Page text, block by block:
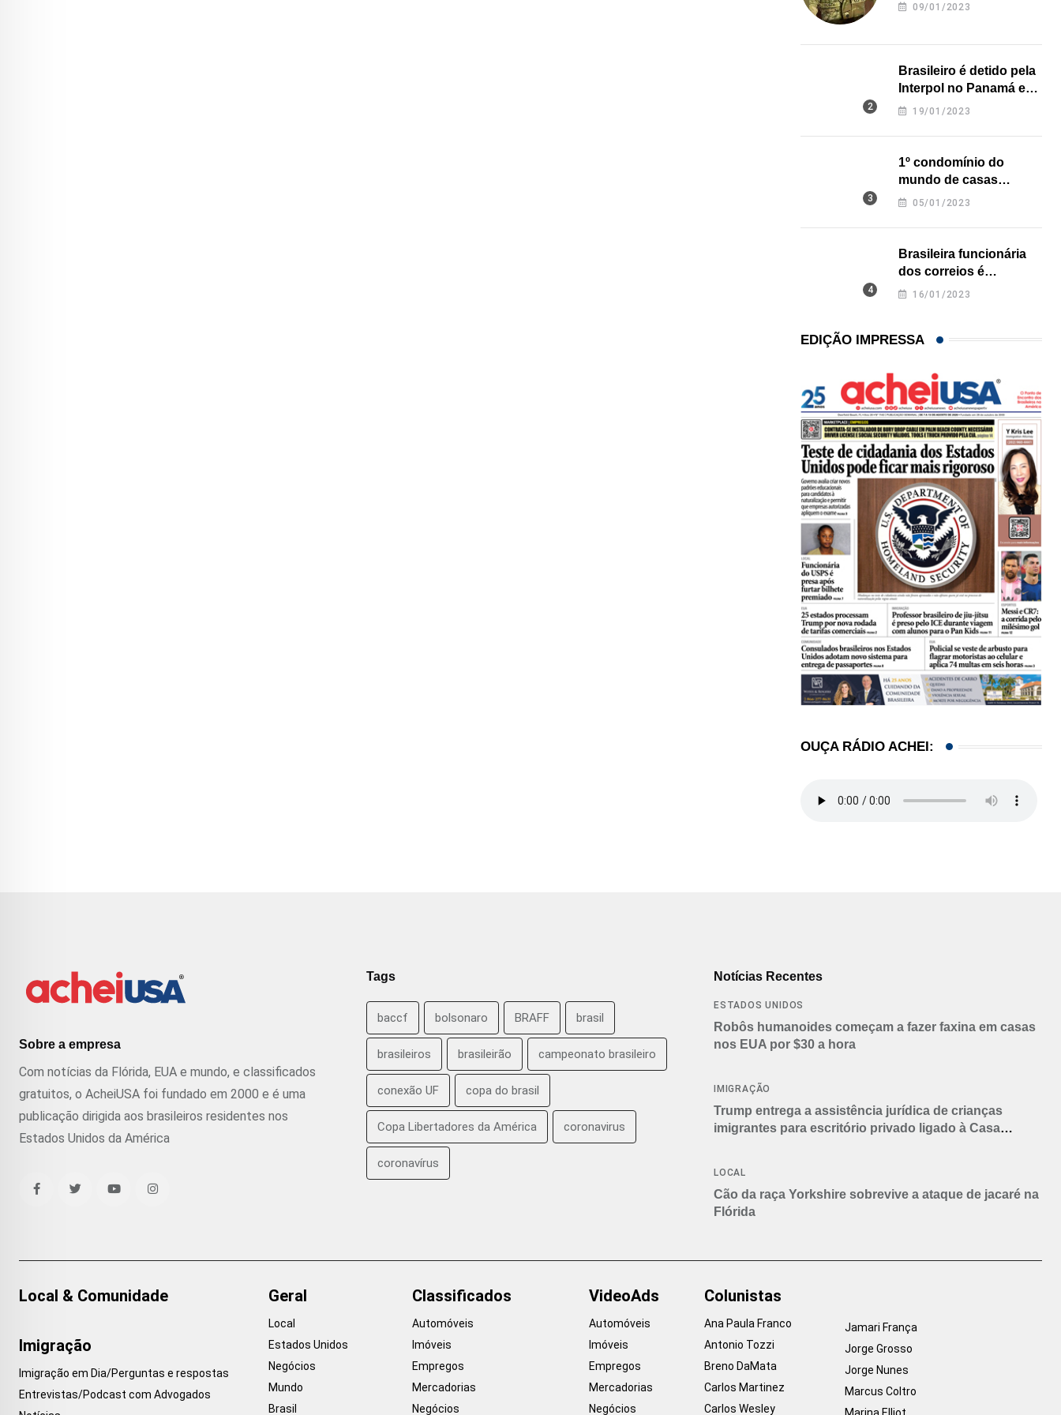
09/01/2023
Brasileiro é detido pela
Interpol no Panamá e
pode pegar prisão
19/01/2023
1º condomínio do
mundo de casas
impressas em 3D é
05/01/2023
Brasileira funcionária
dos correios é
assassinada a facadas
16/01/2023
EDIÇÃO IMPRESSA
OUÇA RÁDIO ACHEI:
Sobre a empresa
Com notícias da Flórida, EUA e mundo, e classificados
gratuitos, o AcheiUSA foi fundado em 2000 e é uma
publicação dirigida aos brasileiros residentes nos
Estados Unidos da América
Tags
baccf bolsonaro BRAFF brasil
brasileiros brasileirão campeonato brasileiro
conexão UF copa do brasil
Copa Libertadores da América coronavirus
coronavírus
Notícias Recentes
ESTADOS UNIDOS
Robôs humanoides começam a fazer faxina em casas
nos EUA por $30 a hora
IMIGRAÇÃO
Trump entrega a assistência jurídica de crianças
imigrantes para escritório privado ligado à Casa
LOCAL
Cão da raça Yorkshire sobrevive a ataque de jacaré na
Flórida
Local & Comunidade
Imigração
Imigração em Dia/Perguntas e respostas
Entrevistas/Podcast com Advogados
Geral
Local
Estados Unidos
Negócios
Mundo
Brasil
Classificados
Automóveis
Imóveis
Empregos
Mercadorias
Negócios
VideoAds
Automóveis
Imóveis
Empregos
Mercadorias
Negócios
Colunistas
Ana Paula Franco
Antonio Tozzi
Breno DaMata
Carlos Martinez
Carlos Wesley
Jamari França
Jorge Grosso
Jorge Nunes
Marcus Coltro